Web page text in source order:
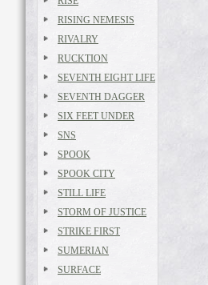
RISING NEMESIS
RIVALRY
RUCKTION
SEVENTH EIGHT LIFE
SEVENTH DAGGER
SIX FEET UNDER
SNS
SPOOK
SPOOK CITY
STILL LIFE
STORM OF JUSTICE
STRIKE FIRST
SUMERIAN
SURFACE